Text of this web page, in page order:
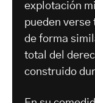
explotación
pueden
de forma
total del
construido